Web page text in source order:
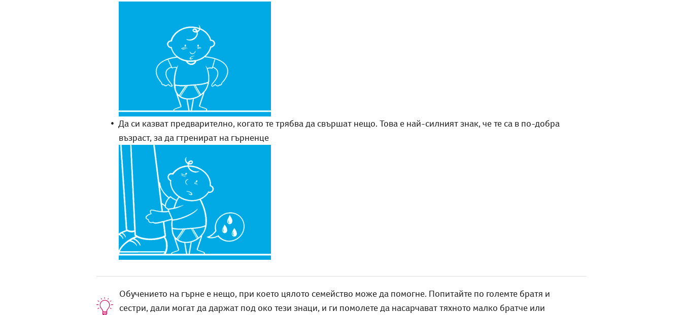
Да си казват предварително, когато те трябва да свършат нещо. Това е най-силният знак, че те са в по-добра
възраст, за да гтренират на гърненце
Обучението на гърне е нещо, при което цялото семейство може да помогне. Попитайте по големте братя и
сестри, дали могат да даржат под око тези знаци, и ги помолете да насарчават тяхното малко братче или